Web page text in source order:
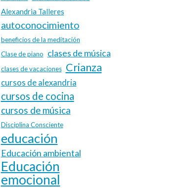
Alexandria Talleres
autoconocimiento
beneficios de la meditación
Clase de piano
clases de música
clases de vacaciones Crianza
cursos de alexandria
cursos de cocina
cursos de música
Disciplina Consciente
educación
Educación ambiental
Educación
emocional